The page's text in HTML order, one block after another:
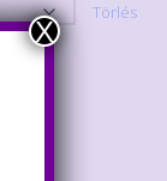
Törlés
X